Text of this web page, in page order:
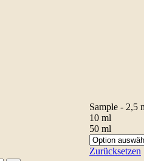
Sample - 2,5
10 ml
50 ml
Zurücksetzen